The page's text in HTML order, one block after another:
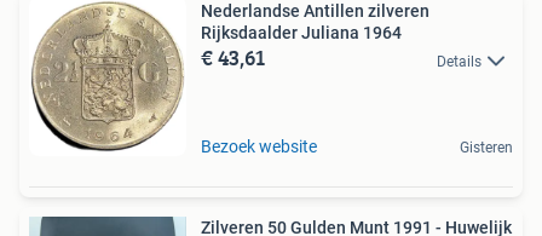
Nederlandse Antillen zilveren
Rijksdaalder Juliana 1964
€ 43,61 Details
Bezoek website Gisteren
Zilveren 50 Gulden Munt 1991 - Huwelijk